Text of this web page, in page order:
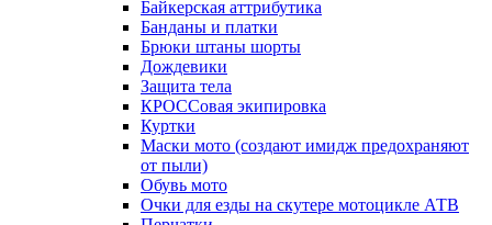
Байкерская аттрибутика
Банданы и платки
Брюки штаны шорты
Дождевики
Защита тела
КРОССовая экипировка
Куртки
Маски мото (создают имидж предохраняют
от пыли)
Обувь мото
Очки для езды на скутере мотоцикле АТВ